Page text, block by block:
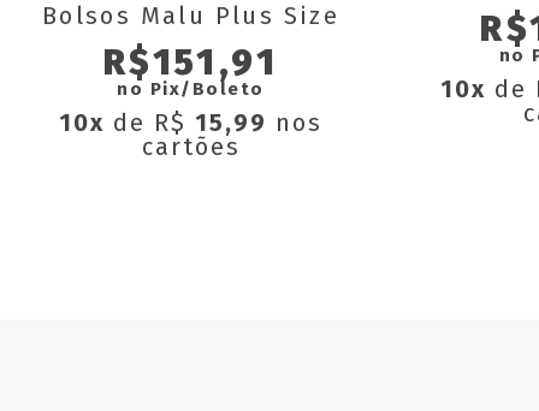
Bolsos Malu Plus Size
R$151,91
no Pix/Boleto
10x de R$ 15,99 nos
cartões
no
10x de